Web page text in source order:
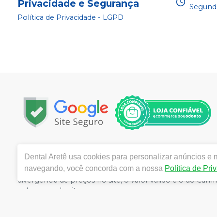
Privacidade e Segurança
Política de Privacidade - LGPD
Copyright © 2025 | Todos os direitos reservados |
da Rocha, 1450 - Jardim Maria Goretti, Ribeirão Preto -
Souza CRF/SP nº 52627 | Política de Privacidade e
divergência de preços no site, o valor válido é o do
volumes pelo site.
Dental Aretê usa cookies para personalizar anúncios e
navegando, você concorda com a nossa Política de